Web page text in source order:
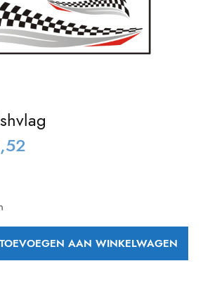
TOEVOEGEN AAN WINKELWAGEN